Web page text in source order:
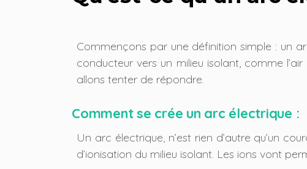
Commençons par une définition simple : un
conducteur vers un milieu isolant, comme
allons tenter de répondre.
Comment se crée un arc électrique :
Un arc électrique, n’est rien d’autre qu’un
d’ionisation du milieu isolant. Les ions vont